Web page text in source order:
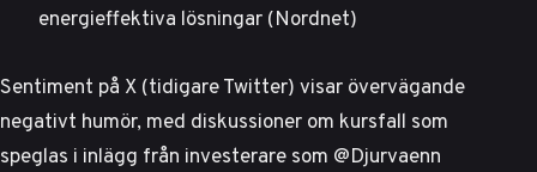
energieffektiva lösningar (Nordnet)
Sentiment på X (tidigare Twitter) visar övervägande
negativt humör, med diskussioner om kursfall som
speglas i inlägg från investerare som @Djurvaenn